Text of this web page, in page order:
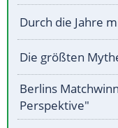
Durch die Jahre
Die größten
Berlins
Perspektive"